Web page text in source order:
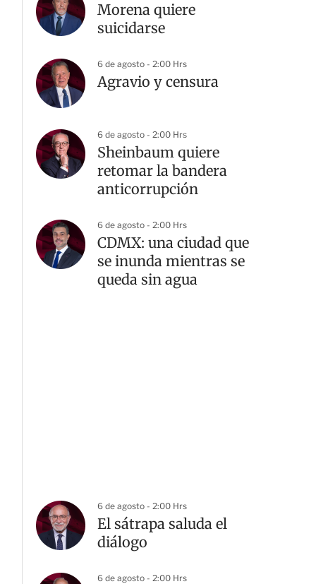
Morena quiere
suicidarse
6 de agosto - 2:00 Hrs
Agravio y censura
6 de agosto - 2:00 Hrs
Sheinbaum quiere
retomar la bandera
anticorrupción
6 de agosto - 2:00 Hrs
CDMX: una ciudad que
se inunda mientras se
queda sin agua
6 de agosto - 2:00 Hrs
El sátrapa saluda el
diálogo
6 de agosto - 2:00 Hrs